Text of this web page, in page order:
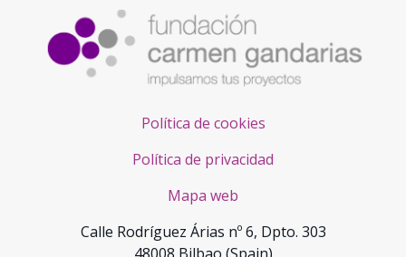
Política de cookies
Política de privacidad
Mapa web
Calle Rodríguez Árias nº 6, Dpto. 303